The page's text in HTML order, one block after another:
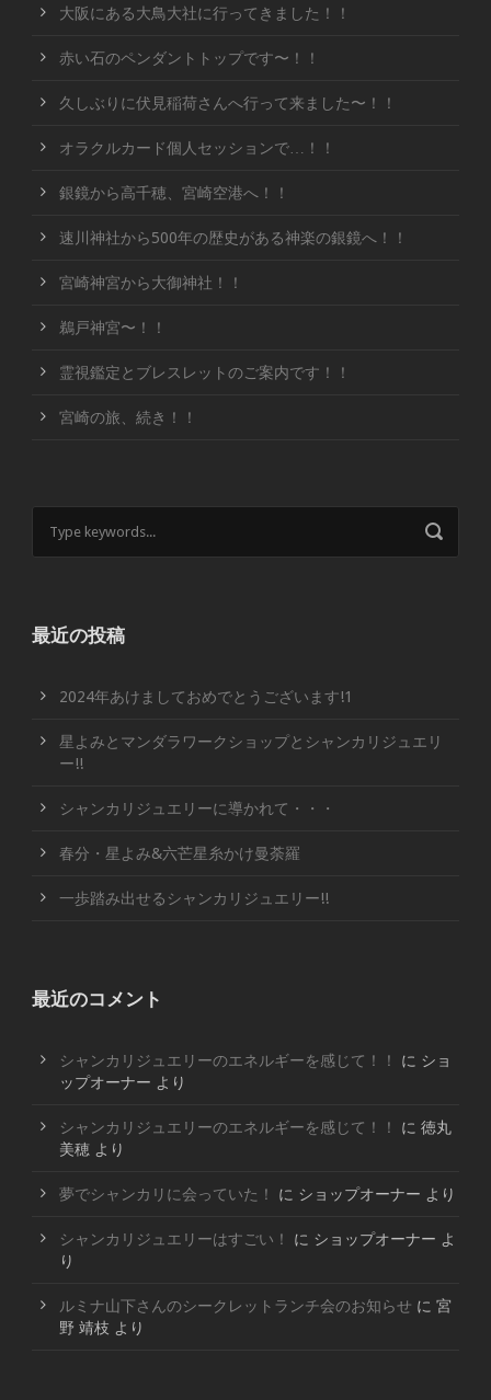
大阪にある大鳥大社に行ってきました！！
赤い石のペンダントトップです〜！！
久しぶりに伏見稲荷さんへ行って来ました〜！！
オラクルカード個人セッションで…！！
銀鏡から高千穂、宮崎空港へ！！
速川神社から500年の歴史がある神楽の銀鏡へ！！
宮崎神宮から大御神社！！
鵜戸神宮〜！！
霊視鑑定とブレスレットのご案内です！！
宮崎の旅、続き！！
最近の投稿
2024年あけましておめでとうございます!1
星よみとマンダラワークショップとシャンカリジュエリ
ー!!
シャンカリジュエリーに導かれて・・・
春分・星よみ&六芒星糸かけ曼荼羅
一歩踏み出せるシャンカリジュエリー!!
最近のコメント
シャンカリジュエリーのエネルギーを感じて！！ に ショ
ップオーナー より
シャンカリジュエリーのエネルギーを感じて！！ に 徳丸
美穂 より
夢でシャンカリに会っていた！ に ショップオーナー より
シャンカリジュエリーはすごい！ に ショップオーナー よ
り
ルミナ山下さんのシークレットランチ会のお知らせ に 宮
野 靖枝 より